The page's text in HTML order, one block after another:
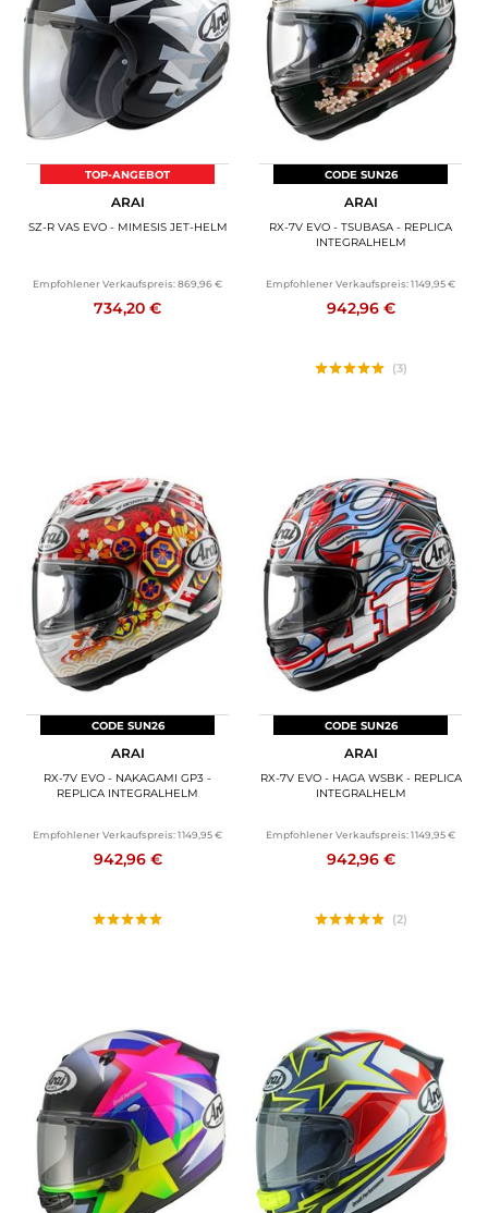
TOP-ANGEBOT
ARAI
SZ-R VAS EVO - MIMESIS JET-HELM
Empfohlener Verkaufspreis:869,96 €
734,20 €
CODE SUN26
ARAI
RX-7V EVO - TSUBASA - REPLICA
INTEGRALHELM
Empfohlener Verkaufspreis:1 149,95 €
942,96 €
(3)
CODE SUN26
ARAI
RX-7V EVO - NAKAGAMI GP3 -
REPLICA INTEGRALHELM
Empfohlener Verkaufspreis:1 149,95 €
942,96 €
CODE SUN26
ARAI
RX-7V EVO - HAGA WSBK - REPLICA
INTEGRALHELM
Empfohlener Verkaufspreis:1 149,95 €
942,96 €
(2)